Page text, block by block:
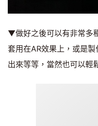
▼做好之後可以有非常多
套用在AR效果上，或是
出來等等，當然也可以輕